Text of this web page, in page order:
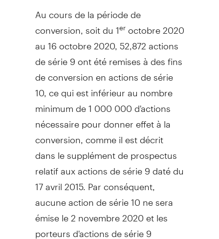
Au cours de la période de
conversion, soit du 1eroctobre 2020
au 16 octobre 2020, 52,872 actions
de série 9 ont été remises à des fins
de conversion en actions de série
10, ce qui est inférieur au nombre
minimum de 1 000 000 d'actions
nécessaire pour donner effet à la
conversion, comme il est décrit
dans le supplément de prospectus
relatif aux actions de série 9 daté du
17 avril 2015. Par conséquent,
aucune action de série 10 ne sera
émise le 2 novembre2020 etles
porteurs d'actions de série 9